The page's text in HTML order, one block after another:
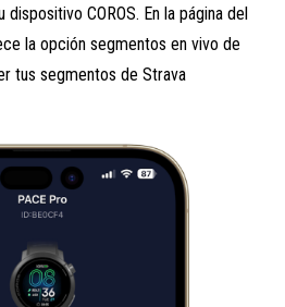
COROS. En la página del
la opción segmentos en vivo de
tus segmentos de Strava